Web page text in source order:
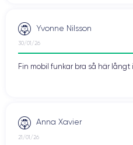
Yvonne Nilsson
30/01/26
Fin mobil funkar bra så här
Anna Xavier
21/01/26